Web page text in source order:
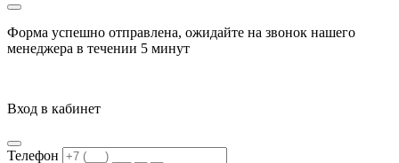
Форма успешно отправлена, ожидайте на звонок нашего
менеджера в течении 5 минут
Вход в кабинет
Телефон